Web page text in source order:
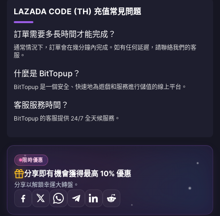
LAZADA CODE (TH) 充值常見問題
訂單需要多長時間才能完成？
通常情況下，訂單會在幾分鐘內完成。如有任何延遲，請聯絡我們的客
服。
什麼是 BitTopup？
BitTopup 是一個安全、快速地為遊戲和服務進行儲值的線上平台。
客服服務時間？
BitTopup 的客服提供 24/7 全天候服務。
限時優惠
分享即有機會獲得最高 10% 優惠
分享以解鎖幸運大轉盤。